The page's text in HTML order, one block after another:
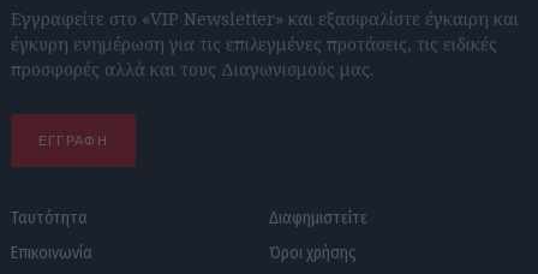
Εγγραφείτε στο «VIP Newsletter» και εξασφαλίστε έγκαιρη και
έγκυρη ενημέρωση για τις επιλεγμένες προτάσεις, τις ειδικές
προσφορές αλλά και τους Διαγωνισμούς μας.
ΕΓΓΡΑΦΗ
Ταυτότητα
Επικοινωνία
Διαφημιστείτε
Όροι χρήσης